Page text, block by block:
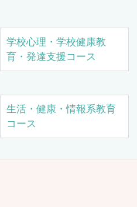
学校心理・学校健康教
育・発達支援コース
生活・健康・情報系教育
コース